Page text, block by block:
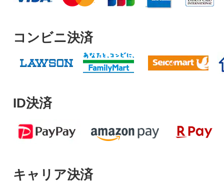
コンビニ決済
ID決済
キャリア決済